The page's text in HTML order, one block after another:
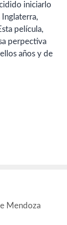
iniciarlo
película,
perpectiva
años y de
Mendoza